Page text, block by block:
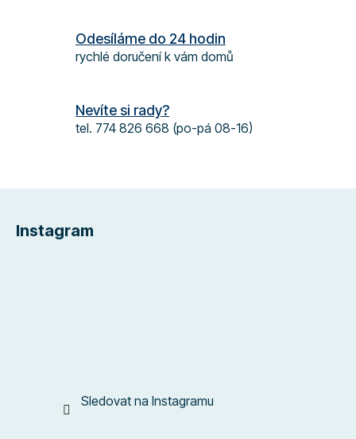
y
v
s
Odesíláme do 24 hodin
rychlé doručení k vám domů
Nevíte si rady?
tel. 774 826 668 (po-pá 08-16)
Instagram
Sledovat na Instagramu